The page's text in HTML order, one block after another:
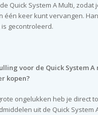
Quick System A Multi, zodat
één keer kunt vervangen.
gecontroleerd.
voor de Quick System
kopen?
ongelukken heb je direct
uit de Quick System